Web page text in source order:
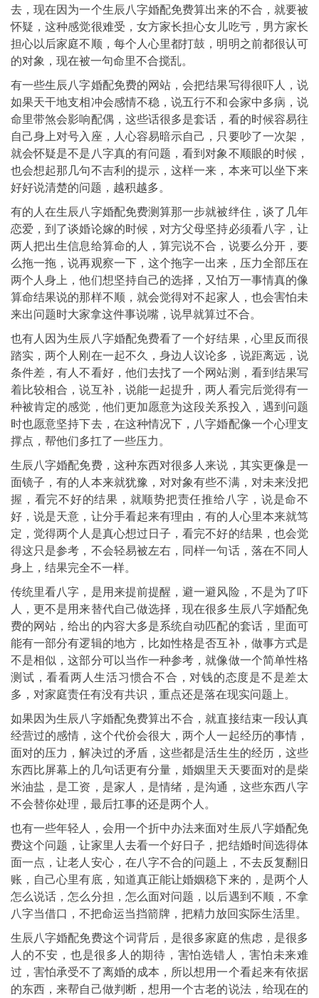
去，现在因为一个生辰八字婚配免费算出来的不合，就要被
怀疑，这种感觉很难受，女方家长担心女儿吃亏，男方家长
担心以后家庭不顺，每个人心里都打鼓，明明之前都很认可
的对象，现在被一句命里不合搅乱。
有一些生辰八字婚配免费的网站，会把结果写得很吓人，说
如果天干地支相冲会感情不稳，说五行不和会家中多病，说
命里带煞会影响配偶，这些话很多是套话，看的时候容易往
自己身上对号入座，人心容易暗示自己，只要吵了一次架，
就会怀疑是不是八字真的有问题，看到对象不顺眼的时候，
也会想起那几句不吉利的提示，这样一来，本来可以坐下来
好好说清楚的问题，越积越多。
有的人在生辰八字婚配免费测算那一步就被绊住，谈了几年
恋爱，到了谈婚论嫁的时候，对方父母坚持必须看八字，让
两人把出生信息给算命的人，算完说不合，说要么分开，要
么拖一拖，说再观察一下，这个拖字一出来，压力全部压在
两个人身上，他们想坚持自己的选择，又怕万一事情真的像
算命结果说的那样不顺，就会觉得对不起家人，也会害怕未
来出问题时大家拿这件事说嘴，说早就算过不合。
也有人因为生辰八字婚配免费看了一个好结果，心里反而很
踏实，两个人刚在一起不久，身边人议论多，说距离远，说
条件差，有人不看好，他们去找了一个网站测，看到结果写
着比较相合，说互补，说能一起提升，两人看完后觉得有一
种被肯定的感觉，他们更加愿意为这段关系投入，遇到问题
时也愿意坚持下去，在这种情况下，八字婚配像一个心理支
撑点，帮他们多扛了一些压力。
生辰八字婚配免费，这种东西对很多人来说，其实更像是一
面镜子，有的人本来就犹豫，对对象有些不满，对未来没把
握，看完不好的结果，就顺势把责任推给八字，说是命不
好，说是天意，让分手看起来有理由，有的人心里本来就笃
定，觉得两个人是真心想过日子，看完不好的结果，也会觉
得这只是参考，不会轻易被左右，同样一句话，落在不同人
身上，结果完全不一样。
传统里看八字，是用来提前提醒，避一避风险，不是为了吓
人，更不是用来替代自己做选择，现在很多生辰八字婚配免
费的网站，给出的内容大多是系统自动匹配的套话，里面可
能有一部分有逻辑的地方，比如性格是否互补，做事方式是
不是相似，这部分可以当作一种参考，就像做一个简单性格
测试，看看两人生活习惯合不合，对钱的态度是不是差太
多，对家庭责任有没有共识，重点还是落在现实问题上。
如果因为生辰八字婚配免费算出不合，就直接结束一段认真
经营过的感情，这个代价会很大，两个人一起经历的事情，
面对的压力，解决过的矛盾，这些都是活生生的经历，这些
东西比屏幕上的几句话更有分量，婚姻里天天要面对的是柴
米油盐，是工资，是家人，是情绪，是沟通，这些东西八字
不会替你处理，最后扛事的还是两个人。
也有一些年轻人，会用一个折中办法来面对生辰八字婚配免
费这个问题，让家里人去看一个好日子，把结婚时间选得体
面一点，让老人安心，在八字不合的问题上，不去反复翻旧
账，自己心里有底，知道真正能让婚姻稳下来的，是两个人
怎么说话，怎么分担，怎么面对问题，以后遇到不顺，不拿
八字当借口，不把命运当挡箭牌，把精力放回实际生活里。
生辰八字婚配免费这个词背后，是很多家庭的焦虑，是很多
人的不安，也是很多人的期待，害怕选错人，害怕未来难
过，害怕承受不了离婚的成本，所以想用一个看起来有依据
的东西，来帮自己做判断，想用一个古老的说法，给现在的